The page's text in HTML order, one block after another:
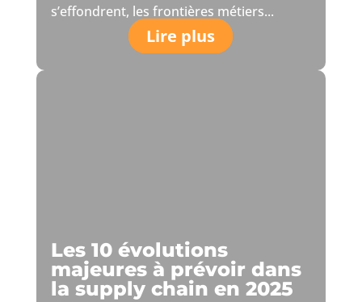
s’effondrent, les frontières métiers...
Lire plus
Les 10 évolutions
majeures à prévoir dans
la supply chain en 2025